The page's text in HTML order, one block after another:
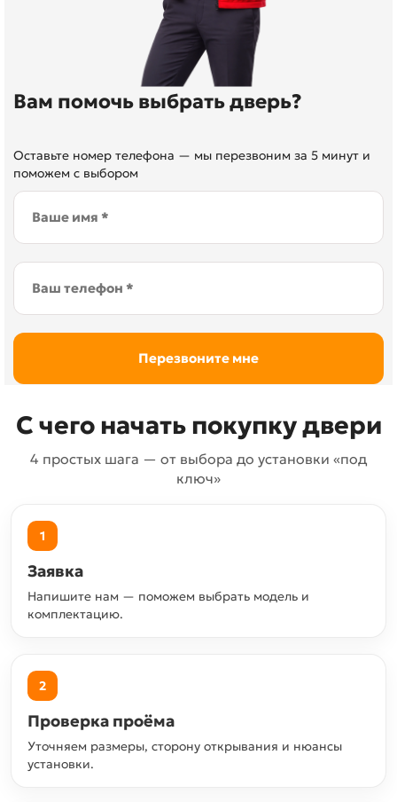
Вам помочь выбрать дверь?
Оставьте номер телефона — мы перезвоним за 5 минут и
поможем с выбором
С чего начать покупку двери
4 простых шага — от выбора до установки «под
ключ»
1
Заявка
Напишите нам — поможем выбрать модель и
комплектацию.
2
Проверка проёма
Уточняем размеры, сторону открывания и нюансы
установки.